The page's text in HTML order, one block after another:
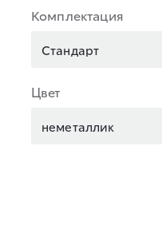
Комплектация
Стандарт
Цвет
неметаллик